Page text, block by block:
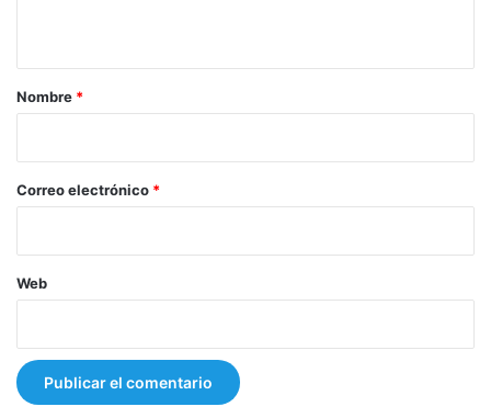
r
*
Nombre *
Correo electrónico *
Web